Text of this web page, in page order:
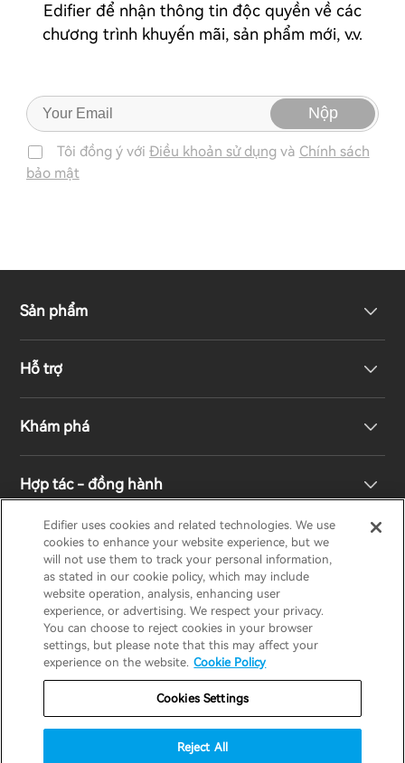
Edifier để nhận thông tin độc quyền về các
chương trình khuyến mãi, sản phẩm mới, v.v.
Nộp
Tôi đồng ý với Điều khoản sử dụng và Chính sách
bảo mật
Sản phẩm
Loa kệ sách
Hệ thống truyền hình & rạp hát gia đình
Tai nghe không dây đích thực
Tai nghe Over-Ear & On-Ear
Hỗ trợ
Bảo hành
Liên hệ
Khám phá
Giải thưởng thiết kế
Trách nhiệm xã hội
Về Edifier
Hợp tác - đồng hành
Nhà phân phối khu vực
EDIFIERAIRPULSESTAXHECATE
Thông báo về quyền riêng tư
Thông báo quan trọng
Vietnam / Tiếng Việt
Edifier uses cookies and related technologies. We use
cookies to enhance your website experience, but we
will not use them to track your personal information,
as stated in our cookie policy, which may include
website operation, analysis, enhancing user
experience, or advertising. We respect your privacy.
You can choose to reject cookies in your browser
settings, but please note that this may affect your
experience on the website. Cookie Policy
Cookies Settings
Reject All